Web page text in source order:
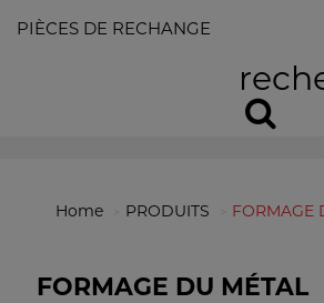
PIÈCES DE RECHANGE
Home PRODUITS FORMAGE
FORMAGE DU MÉTAL